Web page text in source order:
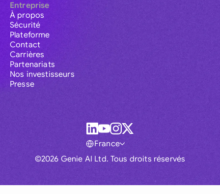
Entreprise
À propos
Sécurité
Plateforme
Contact
Carrières
Partenariats
Nos investisseurs
Presse
©2026 Genie AI Ltd. Tous droits réservés
France
Global